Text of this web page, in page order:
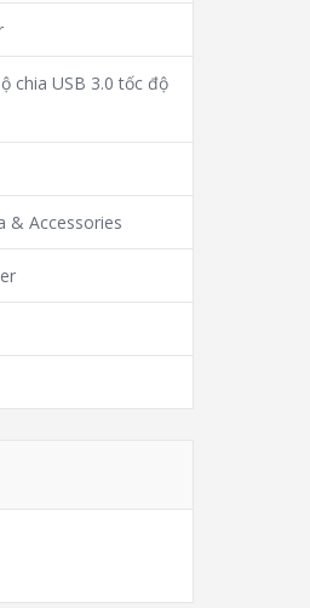
chia USB 3.0 tốc độ
& Accessories